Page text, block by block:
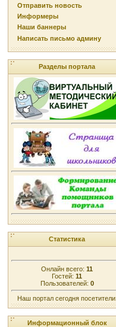
Отправить новость
Информеры
Наши баннеры
Написать письмо админу
Разделы портала
Статистика
Онлайн всего:11
Гостей:11
Пользователей: 0
Наш портал сегодня посетители:
Информационный блок